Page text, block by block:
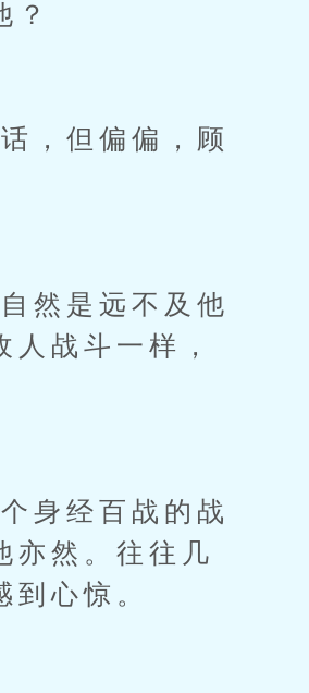
？
，但偏偏，顾
然是远不及他
战斗一样，
身经百战的战
亦然。往往几
心惊。